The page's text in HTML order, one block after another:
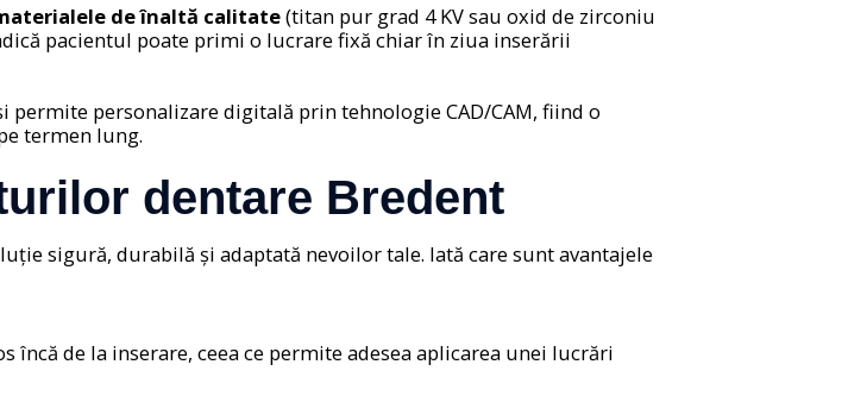
de înaltă calitate(titan pur grad 4 KV sau oxid de zirconiu
pacientul poate primi o lucrare fixă chiar în ziua inserării
personalizare digitală prin tehnologie CAD/CAM, fiind o
termen lung.
dentare Bredent
sigură, durabilă și adaptată nevoilor tale. Iată care sunt avantajele
de la inserare, ceea ce permite adesea aplicarea unei lucrări